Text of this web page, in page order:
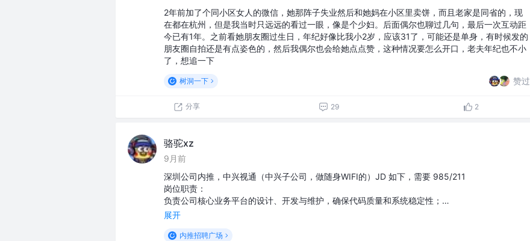
2年前加了个同小区女人的微信，她那阵子失业然后和她妈在小区里卖饼，而且老家是同省的，现
在都在杭州，但是我当时只远远的看过一眼，像是个少妇。后面偶尔也聊过几句，最后一次互动距
今已有1年。之前看她朋友圈过生日，年纪好像比我小2岁，应该31了，可能还是单身，有时候发的
朋友圈自拍还是有点姿色的，然后我偶尔也会给她点点赞，这种情况要怎么开口，老夫年纪也不小
了，想追一下
树洞一下 赞过
分享 29 2
骆驼xz
9月前
深圳公司内推，中兴视通（中兴子公司，做随身WIFI的）JD 如下，需要 985/211
岗位职责：
负责公司核心业务平台的设计、开发与维护，确保代码质量和系统稳定性；…
展开
内推招聘广场